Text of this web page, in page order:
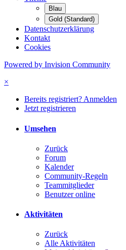
Blau
Gold (Standard)
Datenschutzerklärung
Kontakt
Cookies
Powered by Invision Community
×
Bereits registriert? Anmelden
Jetzt registrieren
Umsehen
Zurück
Forum
Kalender
Community-Regeln
Teammitglieder
Benutzer online
Aktivitäten
Zurück
Alle Aktivitäten